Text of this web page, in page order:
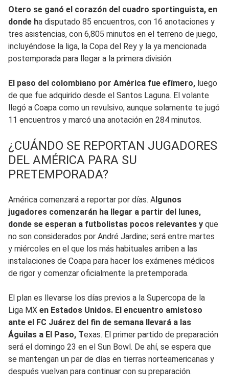
Otero se ganó el corazón del cuadro sportinguista, en
donde ha disputado 85 encuentros, con 16 anotaciones y
tres asistencias, con 6,805 minutos en el terreno de juego,
incluyéndose la liga, la Copa del Rey y la ya mencionada
postemporada para llegar a la primera división.
El paso del colombiano por América fue efímero, luego
de que fue adquirido desde el Santos Laguna. El volante
llegó a Coapa como un revulsivo, aunque solamente te jugó
11 encuentros y marcó una anotación en 284 minutos.
¿CUÁNDO SE REPORTAN JUGADORES
DEL AMÉRICA PARA SU
PRETEMPORADA?
América comenzará a reportar por días. Algunos
jugadores comenzarán ha llegar a partir del lunes,
donde se esperan a futbolistas pocos relevantes y que
no son considerados por André Jardine; será entre martes
y miércoles en el que los más habituales arriben a las
instalaciones de Coapa para hacer los exámenes médicos
de rigor y comenzar oficialmente la pretemporada.
El plan es llevarse los días previos a la Supercopa de la
Liga MX en Estados Unidos. El encuentro amistoso
ante el FC Juárez del fin de semana llevará a las
Águilas a El Paso, Texas. El primer partido de preparación
será el domingo 23 en el Sun Bowl. De ahí, se espera que
se mantengan un par de días en tierras norteamericanas y
después vuelvan para continuar con su preparación.